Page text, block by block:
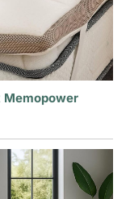
Memopower